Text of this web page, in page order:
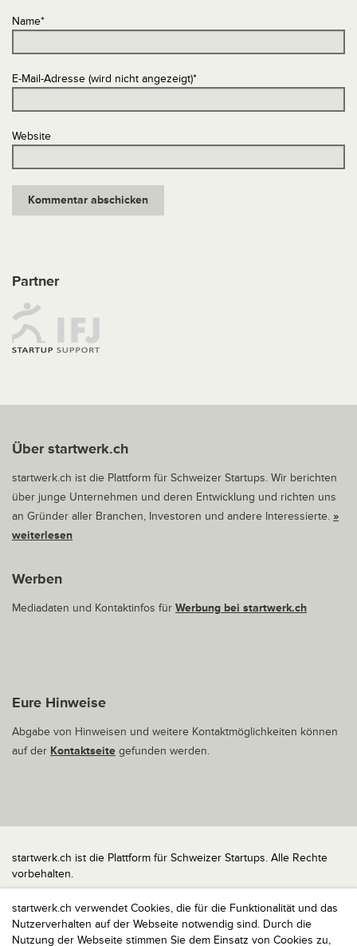
startwerk.ch verwendet Cookies, die für die Funktionalität und das
Nutzerverhalten auf der Webseite notwendig sind. Durch die
Nutzung der Webseite stimmen Sie dem Einsatz von Cookies zu,
Name*
E-Mail-Adresse (wird nicht angezeigt)*
Website
Partner
Über startwerk.ch
startwerk.ch ist die Plattform für Schweizer Startups. Wir berichten
über junge Unternehmen und deren Entwicklung und richten uns
an Gründer aller Branchen, Investoren und andere Interessierte. »
weiterlesen
Werben
Mediadaten und Kontaktinfos für Werbung bei startwerk.ch
Eure Hinweise
Abgabe von Hinweisen und weitere Kontaktmöglichkeiten können
auf der Kontaktseite gefunden werden.
startwerk.ch ist die Plattform für Schweizer Startups. Alle Rechte
vorbehalten.
Impressum
Kontakt
nach oben